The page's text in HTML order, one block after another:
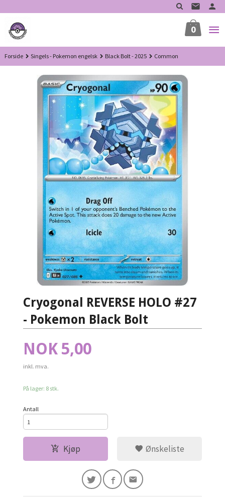
til
innholdet
0
Forside Singels - Pokemon engelsk Black Bolt - 2025 Common
Cryogonal REVERSE HOLO #27
- Pokemon Black Bolt
Pris
NOK 5,00
inkl. mva.
På lager: 8 stk.
Antall
Kjøp Ønskeliste